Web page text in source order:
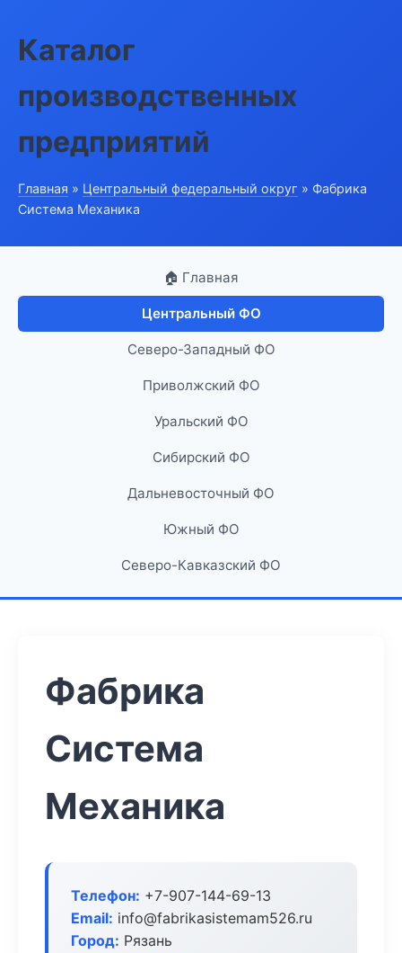
Каталог
производственных
предприятий
Главная » Центральный федеральный округ » Фабрика
Система Механика
🏠 Главная
Центральный ФО
Северо-Западный ФО
Приволжский ФО
Уральский ФО
Сибирский ФО
Дальневосточный ФО
Южный ФО
Северо-Кавказский ФО
Фабрика
Система
Механика
Телефон: +7-907-144-69-13
Email: info@fabrikasistemam526.ru
Город: Рязань